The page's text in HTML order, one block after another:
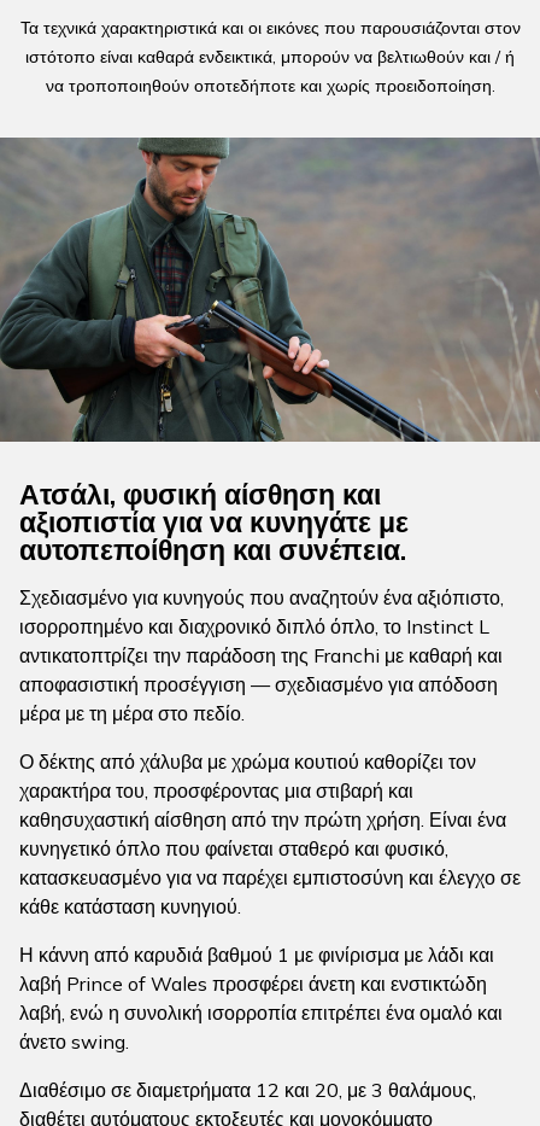
Τα τεχνικά χαρακτηριστικά και οι εικόνες που παρουσιάζονται στον
ιστότοπο είναι καθαρά ενδεικτικά, μπορούν να βελτιωθούν και / ή
να τροποποιηθούν οποτεδήποτε και χωρίς προειδοποίηση.
Ατσάλι, φυσική αίσθηση και
αξιοπιστία για να κυνηγάτε με
αυτοπεποίθηση και συνέπεια.
Σχεδιασμένο για κυνηγούς που αναζητούν ένα αξιόπιστο,
ισορροπημένο και διαχρονικό διπλό όπλο, το Instinct L
αντικατοπτρίζει την παράδοση της Franchi με καθαρή και
αποφασιστική προσέγγιση — σχεδιασμένο για απόδοση
μέρα με τη μέρα στο πεδίο.
Ο δέκτης από χάλυβα με χρώμα κουτιού καθορίζει τον
χαρακτήρα του, προσφέροντας μια στιβαρή και
καθησυχαστική αίσθηση από την πρώτη χρήση. Είναι ένα
κυνηγετικό όπλο που φαίνεται σταθερό και φυσικό,
κατασκευασμένο για να παρέχει εμπιστοσύνη και έλεγχο σε
κάθε κατάσταση κυνηγιού.
Η κάννη από καρυδιά βαθμού 1 με φινίρισμα με λάδι και
λαβή Prince of Wales προσφέρει άνετη και ενστικτώδη
λαβή, ενώ η συνολική ισορροπία επιτρέπει ένα ομαλό και
άνετο swing.
Διαθέσιμο σε διαμετρήματα 12 και 20, με 3 θαλάμους,
διαθέτει αυτόματους εκτοξευτές και μονοκόμματο